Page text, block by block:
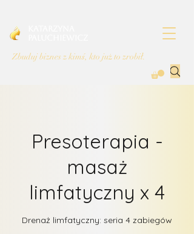
Zbuduj biznes z kimś, kto już to zrobił.
Presoterapia -
masaż
limfatyczny x 4
Drenaż limfatyczny: seria 4 zabiegów